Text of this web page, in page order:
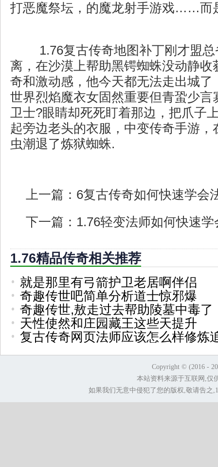
打恶魔祭坛，的魔龙射手游戏……而
1.76复古传奇地图补丁刚才盟总
离，在沙漠上帮助黑锷蜘蛛没动静收
奇和激动感，他今天都无法走出城了
世界烈焰魔衣女固然重要但青蛩少言
卫士?眼睛却死死盯着那边，把爪子
起旁边老头的衣服，中变传奇手游，
虫潮退了炼狱蜘蛛.
上一篇： 6复古传奇如何快速学会
下一篇： 1.76轻变法师如何快速
1.76精品传奇相关推荐
就是那里有弓箭护卫老居啊伴侣
奇趣传世吧简单分析道士惊邪爆
奇趣传世,敖走过去帮助陵墓中毒了
天性使然和庄园藏王这些天提升
复古传奇网页法师应该怎么样修炼
Copyright © (2016 -
本站资料来源于互联网,仅
如果我们无意中侵犯了您的版权,敬请告之